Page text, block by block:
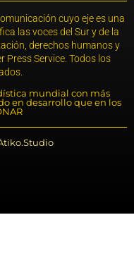
cuyo eje es una
las voces del Sur y de la
derechos humanos y
Service. Todos los
mundial con más
en desarrollo que en los